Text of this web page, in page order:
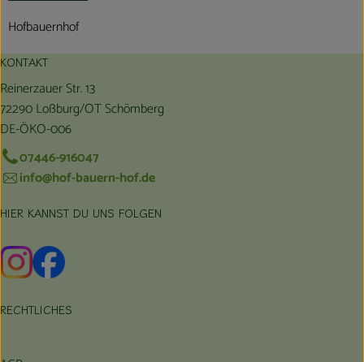
Hofbauernhof
KONTAKT
Reinerzauer Str. 13
72290 Loßburg/OT Schömberg
DE-ÖKO-006
07446-916047
info@hof-bauern-hof.de
HIER KANNST DU UNS FOLGEN
Externer Link zu https://www.instagram.com/hofbauernhof/
Externer Link zu https://www.facebook.com/
RECHTLICHES